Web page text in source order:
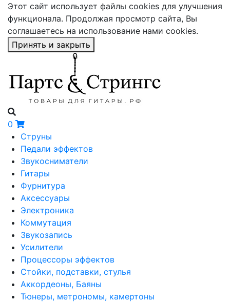
Этот сайт использует файлы cookies для улучшения
функционала. Продолжая просмотр сайта, Вы
соглашаетесь на использование нами cookies.
Принять и закрыть
0
Струны
Педали эффектов
Звукосниматели
Гитары
Фурнитура
Аксессуары
Электроника
Коммутация
Звукозапись
Усилители
Процессоры эффектов
Стойки, подставки, стулья
Аккордеоны, Баяны
Тюнеры, метрономы, камертоны